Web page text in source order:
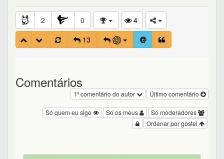
2 0
4
13
Comentários
Último comentário
1º comentário do autor
Só moderadores
Só os meus
Só quem eu sigo
Ordenar por gostei